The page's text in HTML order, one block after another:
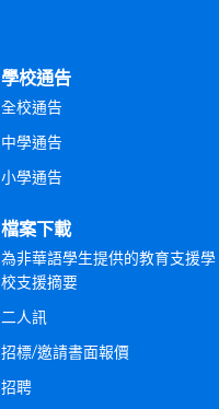
學校通告
全校通告
中學通告
小學通告
檔案下載
為非華語學生提供的教育支援學
校支援摘要
二人訊
招標/邀請書面報價
招聘